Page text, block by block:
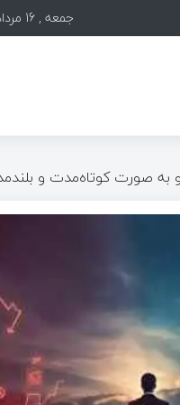
جمعه , 16 مرداد 1405
به صورت کوتاه‌مدت و